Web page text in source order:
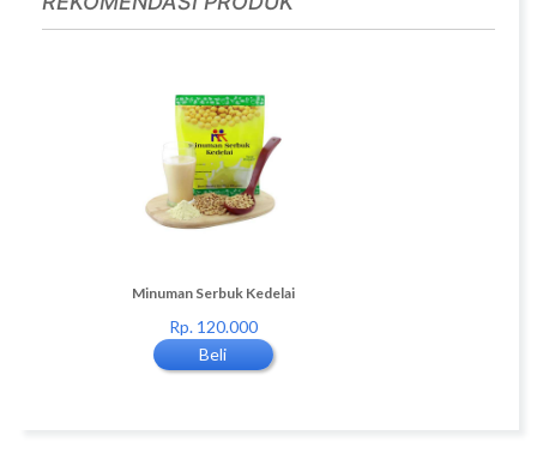
Minuman Serbuk Kedelai
Rp. 120.000
Beli